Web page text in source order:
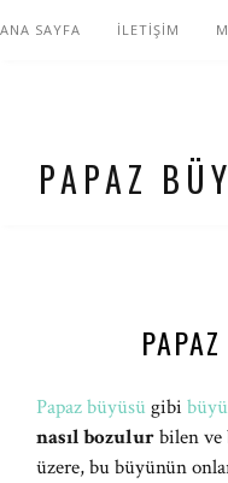
ANA SAYFA İLETİŞİM
PAPAZ
Papaz büyüsü gibi büyü
nasıl bozulurbilen ve
üzere, bu büyünün